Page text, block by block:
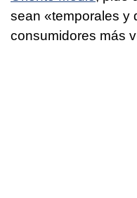
sean «temporales y
consumidores más